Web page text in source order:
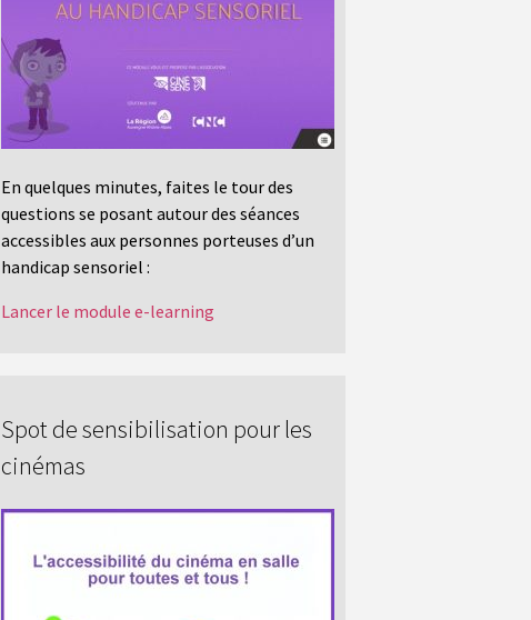
En quelques minutes, faites le tour des
questions se posant autour des séances
accessibles aux personnes porteuses d’un
handicap sensoriel :
Lancer le module e-learning
Spot de sensibilisation pour les
cinémas